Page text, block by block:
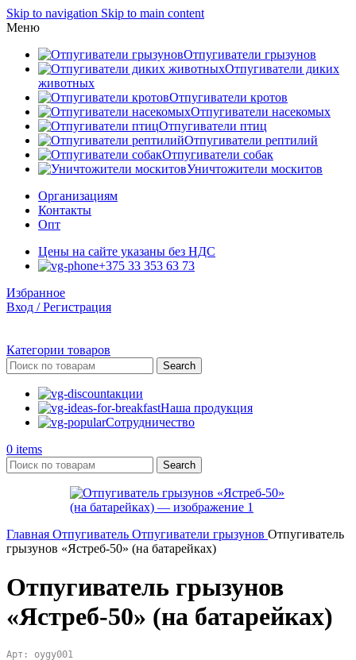
Skip to navigation Skip to main content
Меню
Отпугиватели грызунов
Отпугиватели диких
животных
Отпугиватели кротов
Отпугиватели насекомых
Отпугиватели птиц
Отпугиватели рептилий
Отпугиватели собак
Уничтожители москитов
Организациям
Контакты
Опт
Цены на сайте указаны без НДС
+375 33 353 63 73
Избранное
Вход / Регистрация
Категории товаров
Search
акции
Наша продукция
Сотрудничество
0 items
Search
Главная Отпугиватель Отпугиватели грызунов Отпугиватель
грызунов «Ястреб-50» (на батарейках)
Отпугиватель грызунов
«Ястреб-50» (на батарейках)
Арт: oygy001